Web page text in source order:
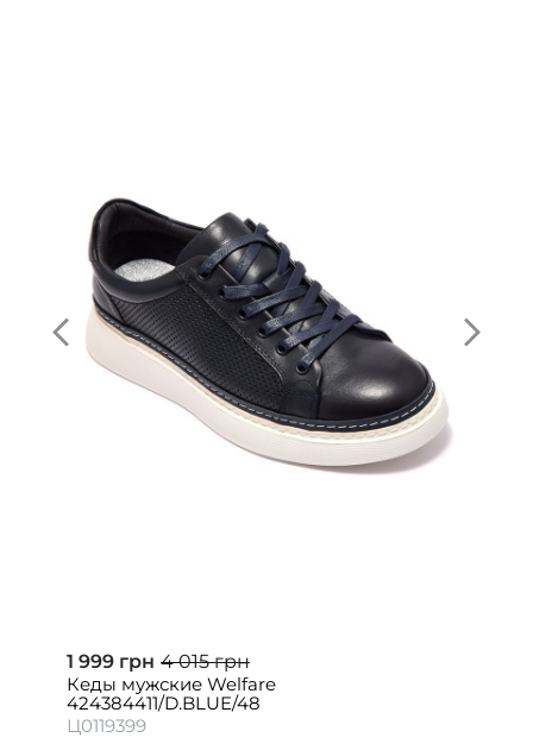
1 999 грн 4 015 грн
Кеды мужские Welfare
424384411/D.BLUE/48
Ц0119399